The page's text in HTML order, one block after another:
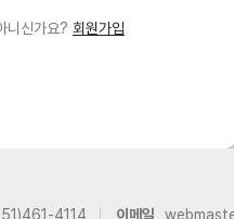
니신가요? 회원가입
4114 이메일